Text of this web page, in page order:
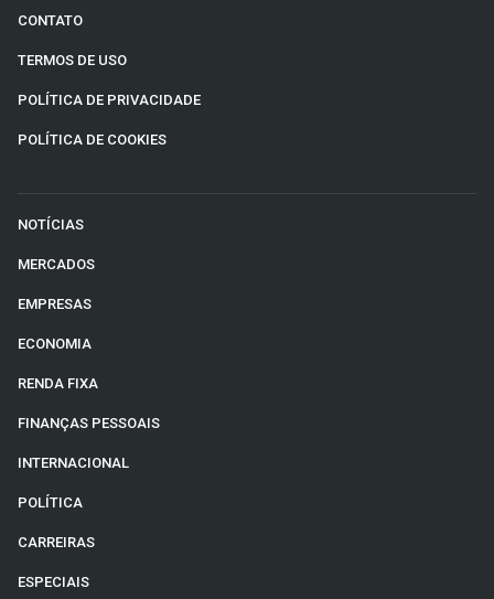
CONTATO
TERMOS DE USO
POLÍTICA DE PRIVACIDADE
POLÍTICA DE COOKIES
NOTÍCIAS
MERCADOS
EMPRESAS
ECONOMIA
RENDA FIXA
FINANÇAS PESSOAIS
INTERNACIONAL
POLÍTICA
CARREIRAS
ESPECIAIS